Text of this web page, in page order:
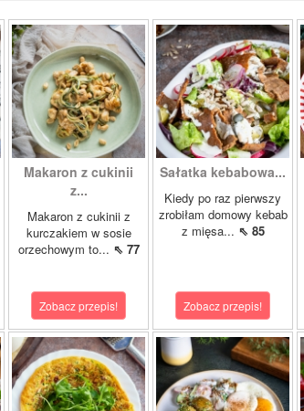
Makaron z cukinii
z...
Makaron z cukinii z
kurczakiem w sosie
orzechowym to... ⇖ 77
Zobacz przepis!
Sałatka kebabowa...
Kiedy po raz pierwszy
zrobiłam domowy kebab
z mięsa... ⇖ 85
Zobacz przepis!